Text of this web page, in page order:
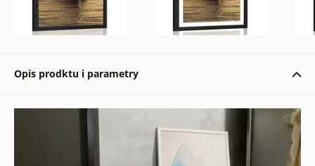
Opis prodktu i parametry